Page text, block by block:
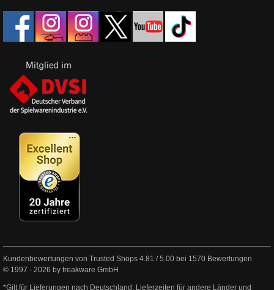
Kundenbewertungen von Trusted Shops 4.81 /5.00 bei 1570 Bewertungen
© 1997 - 2026 by freakware GmbH
*Gilt für Lieferungen nach Deutschland. Lieferzeiten für andere Länder und